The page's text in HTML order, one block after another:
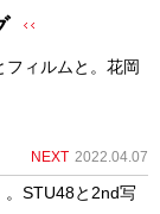
フィルムと。花岡
NEXT 2022.04.07
。STU48と2nd写